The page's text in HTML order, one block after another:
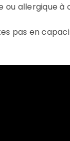
ou allergique à
pas en